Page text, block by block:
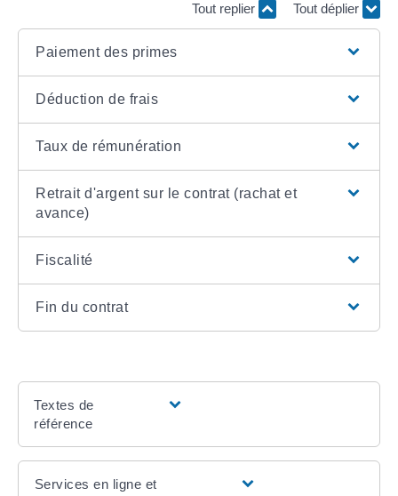
Tout replier
Tout déplier
Paiement des primes
Déduction de frais
Taux de rémunération
Retrait d'argent sur le contrat (rachat et
avance)
Fiscalité
Fin du contrat
Textes de
référence
Services en ligne et